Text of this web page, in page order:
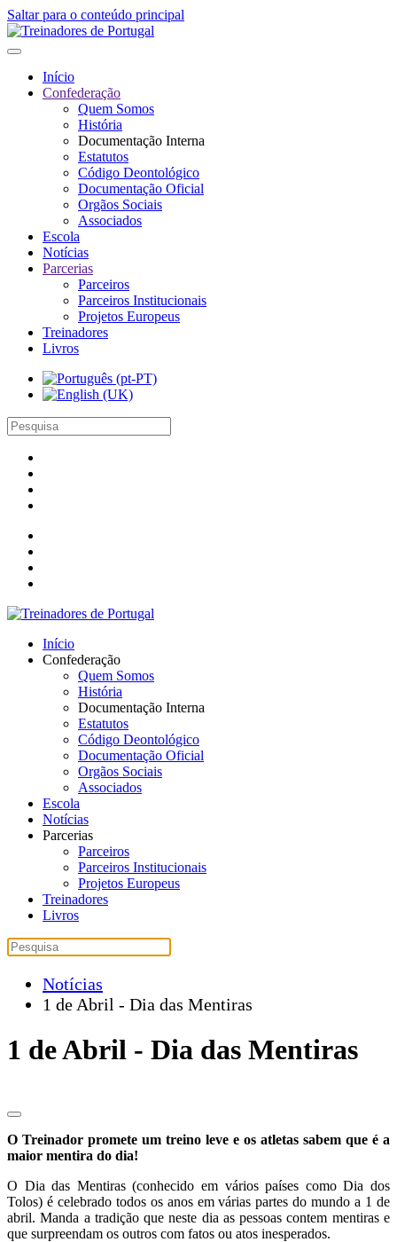
Saltar para o conteúdo principal
Início
Confederação
Quem Somos
História
Documentação Interna
Estatutos
Código Deontológico
Documentação Oficial
Orgãos Sociais
Associados
Escola
Notícias
Parcerias
Parceiros
Parceiros Institucionais
Projetos Europeus
Treinadores
Livros
Início
Confederação
Quem Somos
História
Documentação Interna
Estatutos
Código Deontológico
Documentação Oficial
Orgãos Sociais
Associados
Escola
Notícias
Parcerias
Parceiros
Parceiros Institucionais
Projetos Europeus
Treinadores
Livros
Notícias
1 de Abril - Dia das Mentiras
1 de Abril - Dia das Mentiras
O Treinador promete um treino leve e os atletas sabem que é a
maior mentira do dia!
O Dia das Mentiras (conhecido em vários países como Dia dos
Tolos) é celebrado todos os anos em várias partes do mundo a 1 de
abril. Manda a tradição que neste dia as pessoas contem mentiras e
que surpreendam os outros com fatos ou atos inesperados.